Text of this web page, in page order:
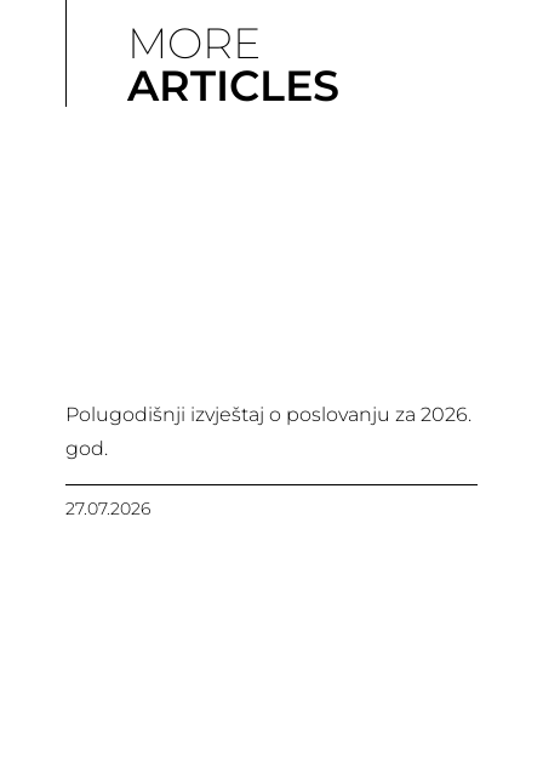
MORE
ARTICLES
Polugodišnji izvještaj o poslovanju za 2026.
god.
27.07.2026